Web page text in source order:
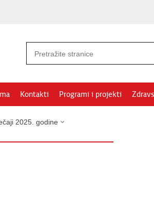
Kontakti Programi i projekti
2025. godine